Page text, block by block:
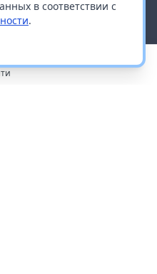
в соответствии с
.